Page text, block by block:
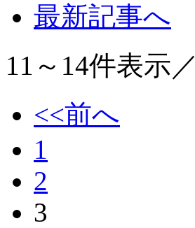
最新記事へ
11～14件表示／
<<前へ
1
2
3